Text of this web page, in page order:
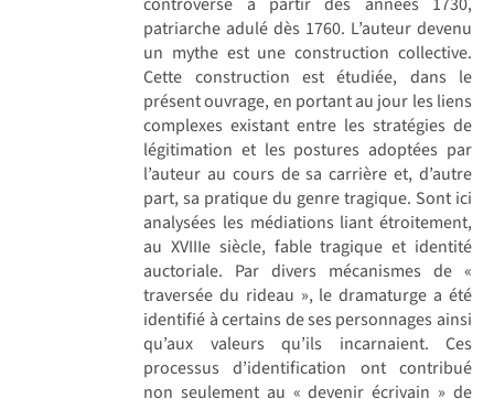
patriarche adulé dès 1760. L’auteur devenu
un mythe est une construction collective.
Cette construction est étudiée, dans le
présent ouvrage, en portant au jour les liens
complexes existant entre les stratégies de
légitimation et les postures adoptées par
l’auteur au cours de sa carrière et, d’autre
part, sa pratique du genre tragique. Sont ici
analysées les médiations liant étroitement,
au XVIIIe siècle, fable tragique et identité
auctoriale. Par divers mécanismes de «
traversée du rideau », le dramaturge a été
identifié à certains de ses personnages ainsi
qu’aux valeurs qu’ils incarnaient. Ces
processus d’identification ont contribué
non seulement au « devenir écrivain » de